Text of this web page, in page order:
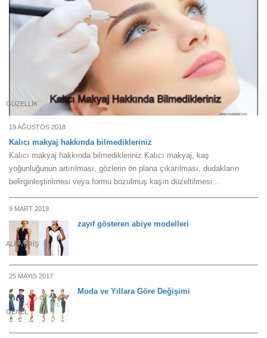
GÜZELLIK
19 AĞUSTOS 2018
Kalıcı makyaj hakkında bilmedikleriniz
Kalıcı makyaj hakkında bilmedikleriniz Kalıcı makyaj, kaş
yoğunluğunun artırılması, gözlerin ön plana çıkarılması, dudakların
belirginleştirilmesi veya formu bozulmuş kaşın düzeltilmesi...
9 MART 2019
ALIŞVERIŞ
zayıf gösteren abiye modelleri
25 MAYIS 2017
GENEL
Moda ve Yıllara Göre Değişimi